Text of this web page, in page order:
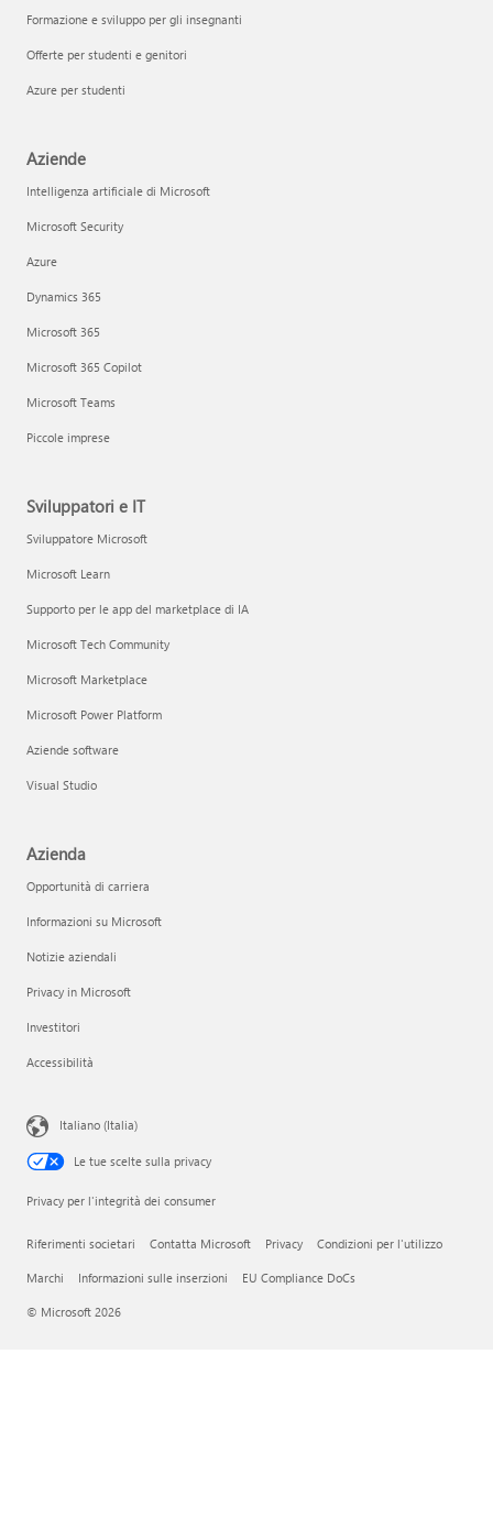
Formazione e sviluppo per gli insegnanti
Offerte per studenti e genitori
Azure per studenti
Aziende
Intelligenza artificiale di Microsoft
Microsoft Security
Azure
Dynamics 365
Microsoft 365
Microsoft 365 Copilot
Microsoft Teams
Piccole imprese
Sviluppatori e IT
Sviluppatore Microsoft
Microsoft Learn
Supporto per le app del marketplace di IA
Microsoft Tech Community
Microsoft Marketplace
Microsoft Power Platform
Aziende software
Visual Studio
Azienda
Opportunità di carriera
Informazioni su Microsoft
Notizie aziendali
Privacy in Microsoft
Investitori
Accessibilità
Italiano (Italia)
Le tue scelte sulla privacy
Privacy per l'integrità dei consumer
Riferimenti societari Contatta Microsoft Privacy Condizioni per l'utilizzo
Marchi Informazioni sulle inserzioni EU Compliance DoCs
© Microsoft 2026